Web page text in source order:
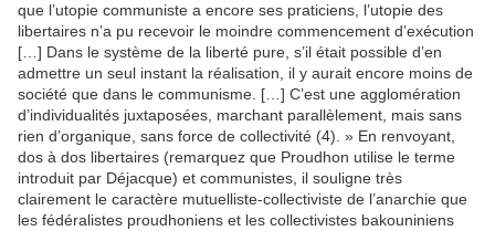
que l’utopie communiste a encore ses praticiens, l’utopie des
libertaires n’a pu recevoir le moindre commencement d’exécution
[…] Dans le système de la liberté pure, s’il était possible d’en
admettre un seul instant la réalisation, il y aurait encore moins de
société que dans le communisme. […] C’est une agglomération
d’individualités juxtaposées, marchant parallèlement, mais sans
rien d’organique, sans force de collectivité (4). » En renvoyant,
dos à dos libertaires (remarquez que Proudhon utilise le terme
introduit par Déjacque) et communistes, il souligne très
clairement le caractère mutuelliste-collectiviste de l’anarchie que
les fédéralistes proudhoniens et les collectivistes bakouniniens